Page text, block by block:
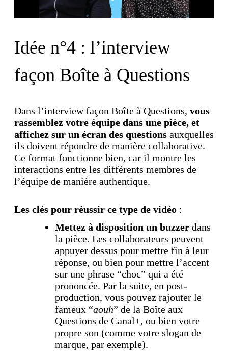
Idée n°4 : l’interview
façon Boîte à Questions
Dans l’interview façon Boîte à Questions, vous
rassemblez votre équipe dans une pièce, et
affichez sur un écran des questions auxquelles
ils doivent répondre de manière collaborative.
Ce format fonctionne bien, car il montre les
interactions entre les différents membres de
l’équipe de manière authentique.
Les clés pour réussir ce type de vidéo :
Mettez à disposition un buzzer dans
la pièce. Les collaborateurs peuvent
appuyer dessus pour mettre fin à leur
réponse, ou bien pour mettre l’accent
sur une phrase “choc” qui a été
prononcée. Par la suite, en post-
production, vous pouvez rajouter le
fameux “aouh” de la Boîte aux
Questions de Canal+, ou bien votre
propre son (comme votre slogan de
marque, par exemple).